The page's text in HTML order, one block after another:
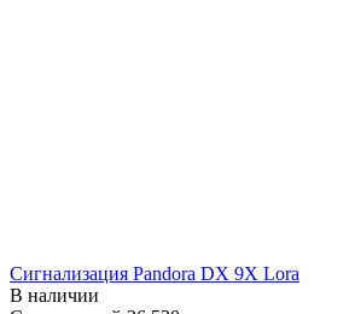
Сигнализация Pandora DX 9X Lora
В наличии